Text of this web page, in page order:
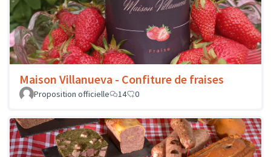
Maison Villanueva - Confiture de fraises
Proposition officielle 14 0